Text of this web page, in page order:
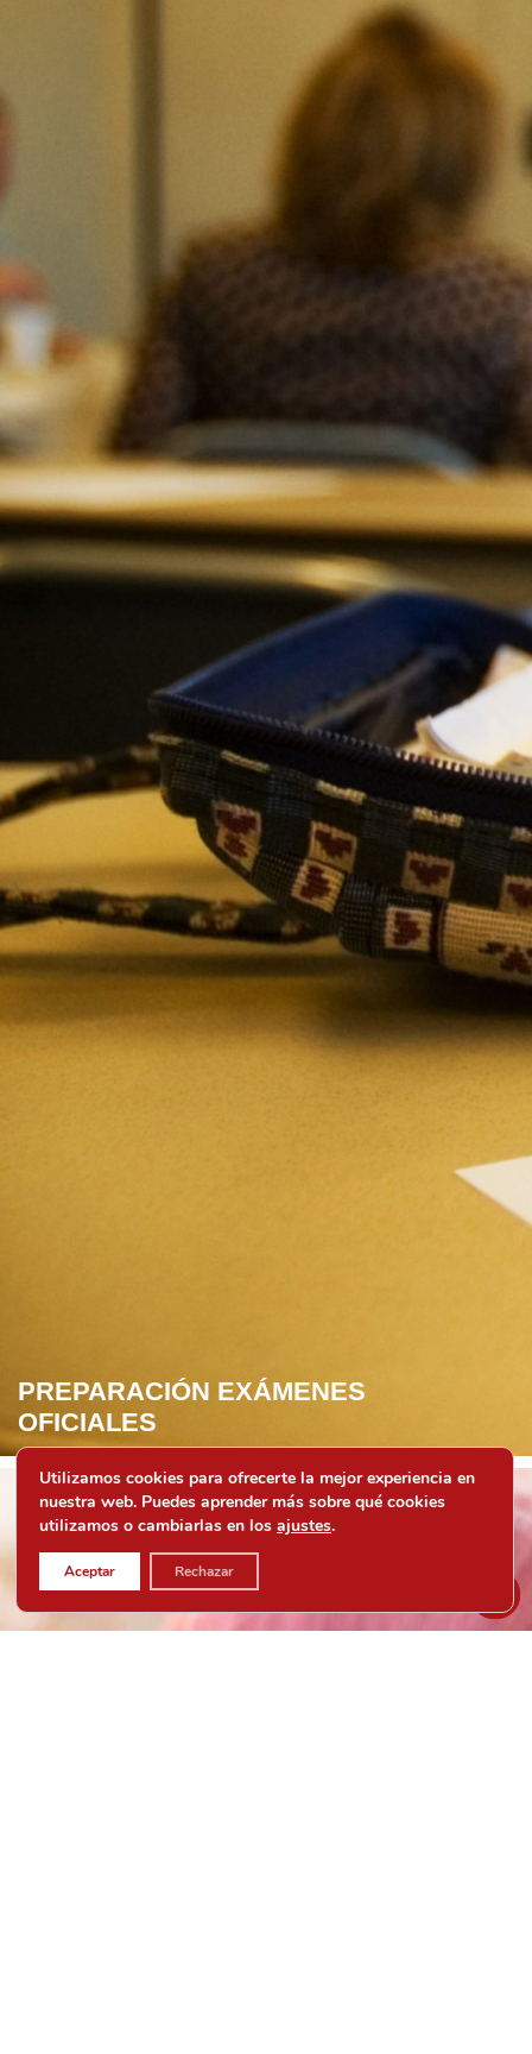
PREPARACIÓN EXÁMENES
OFICIALES
Utilizamos cookies para ofrecerte la mejor experiencia en
nuestra web. Puedes aprender más sobre qué cookies
utilizamos o cambiarlas en los ajustes.
Aceptar Rechazar